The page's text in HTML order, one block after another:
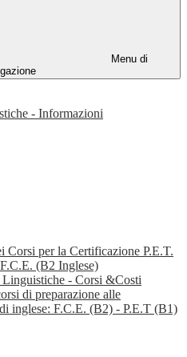
Menu di
- Informazioni
Corsi per la Certificazione P.E.T.
(B2 Inglese)
- Corsi &Costi
di preparazione alle
inglese: F.C.E. (B2) - P.E.T (B1)